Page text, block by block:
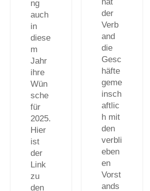
der
Verb
and
die
Gesc
häfte
geme
insch
aftlic
h mit
den
verbli
eben
en
Vorst
ands
ng
auch
in
diese
m
Jahr
ihre
Wün
sche
für
2025.
Hier
ist
der
Link
zu
den